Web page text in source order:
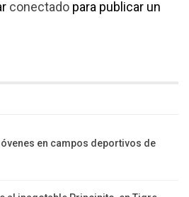
conectado para publicar un
en campos deportivos de